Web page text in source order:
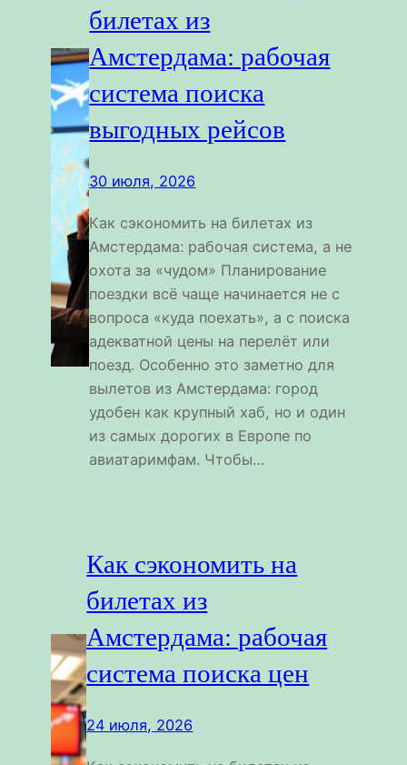
билетах из
Амстердама: рабочая
система поиска
выгодных рейсов
30 июля, 2026
Как сэкономить на билетах из
Амстердама: рабочая система, а не
охота за «чудом» Планирование
поездки всё чаще начинается не с
вопроса «куда поехать», а с поиска
адекватной цены на перелёт или
поезд. Особенно это заметно для
вылетов из Амстердама: город
удобен как крупный хаб, но и один
из самых дорогих в Европе по
авиатаримфам. Чтобы…
Как сэкономить на
билетах из
Амстердама: рабочая
система поиска цен
24 июля, 2026